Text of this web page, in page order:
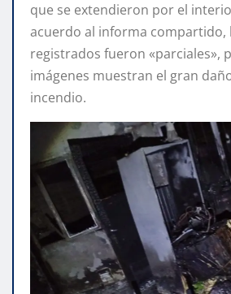
que se extendieron por el
acuerdo al informa compartido,
registrados fueron «parciales»,
imágenes muestran el gran
incendio.